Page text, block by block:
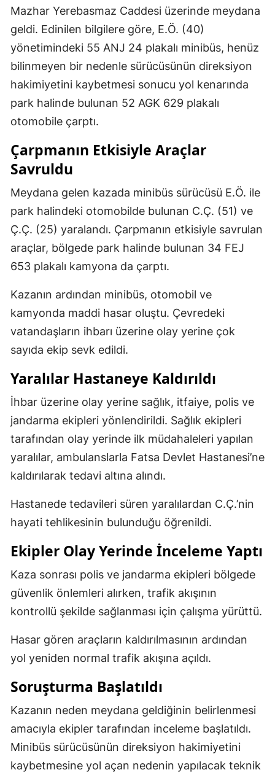
Mazhar Yerebasmaz Caddesi üzerinde meydana
geldi. Edinilen bilgilere göre, E.Ö. (40)
yönetimindeki 55 ANJ 24 plakalı minibüs, henüz
bilinmeyen bir nedenle sürücüsünün direksiyon
hakimiyetini kaybetmesi sonucu yol kenarında
park halinde bulunan 52 AGK 629 plakalı
otomobile çarptı.
Çarpmanın Etkisiyle Araçlar
Savruldu
Meydana gelen kazada minibüs sürücüsü E.Ö. ile
park halindeki otomobilde bulunan C.Ç. (51) ve
Ç.Ç. (25) yaralandı. Çarpmanın etkisiyle savrulan
araçlar, bölgede park halinde bulunan 34 FEJ
653 plakalı kamyona da çarptı.
Kazanın ardından minibüs, otomobil ve
kamyonda maddi hasar oluştu. Çevredeki
vatandaşların ihbarı üzerine olay yerine çok
sayıda ekip sevk edildi.
Yaralılar Hastaneye Kaldırıldı
İhbar üzerine olay yerine sağlık, itfaiye, polis ve
jandarma ekipleri yönlendirildi. Sağlık ekipleri
tarafından olay yerinde ilk müdahaleleri yapılan
yaralılar, ambulanslarla Fatsa Devlet Hastanesi’ne
kaldırılarak tedavi altına alındı.
Hastanede tedavileri süren yaralılardan C.Ç.’nin
hayati tehlikesinin bulunduğu öğrenildi.
Ekipler Olay Yerinde İnceleme Yaptı
Kaza sonrası polis ve jandarma ekipleri bölgede
güvenlik önlemleri alırken, trafik akışının
kontrollü şekilde sağlanması için çalışma yürüttü.
Hasar gören araçların kaldırılmasının ardından
yol yeniden normal trafik akışına açıldı.
Soruşturma Başlatıldı
Kazanın neden meydana geldiğinin belirlenmesi
amacıyla ekipler tarafından inceleme başlatıldı.
Minibüs sürücüsünün direksiyon hakimiyetini
kaybetmesine yol açan nedenin yapılacak teknik